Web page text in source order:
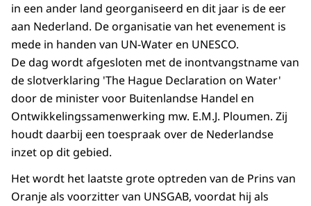
in een ander land georganiseerd en dit jaar is de eer
aan Nederland. De organisatie van het evenement is
mede in handen van UN-Water en UNESCO.
De dag wordt afgesloten met de inontvangstname van
de slotverklaring 'The Hague Declaration on Water'
door de minister voor Buitenlandse Handel en
Ontwikkelingssamenwerking mw. E.M.J. Ploumen. Zij
houdt daarbij een toespraak over de Nederlandse
inzet op dit gebied.
Het wordt het laatste grote optreden van de Prins van
Oranje als voorzitter van UNSGAB, voordat hij als